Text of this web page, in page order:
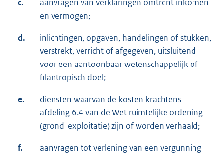
c.
aanvragen van verklaringen omtrent inkomen
en vermogen;
d.
inlichtingen, opgaven, handelingen of stukken,
verstrekt, verricht of afgegeven, uitsluitend
voor een aantoonbaar wetenschappelijk of
filantropisch doel;
e.
diensten waarvan de kosten krachtens
afdeling 6.4 van de Wet ruimtelijke ordening
(grond-exploitatie) zijn of worden verhaald;
f.
aanvragen tot verlening van een vergunning